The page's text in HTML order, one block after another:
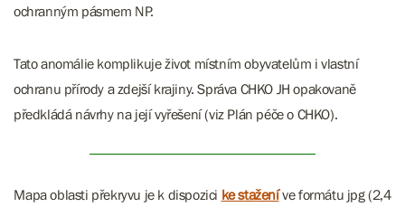
ochranným pásmem NP.
Tato anomálie komplikuje život místním obyvatelům i vlastní
ochranu přírody a zdejší krajiny. Správa CHKO JH opakovaně
předkládá návrhy na její vyřešení (viz Plán péče o CHKO).
Mapa oblasti překryvu je k dispozici ke staženíve formátu jpg (2,4